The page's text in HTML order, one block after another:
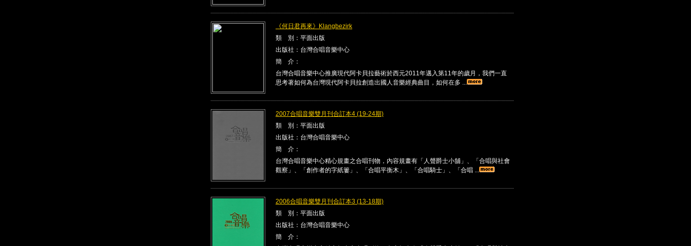
《何日君再來》Klangbezirk
類 別：平面出版
出版社：台灣合唱音樂中心
簡 介：
台灣合唱音樂中心推廣現代阿卡貝拉藝術於西元2011年邁入第11年的歲月，我們一直
思考著如何為台灣現代阿卡貝拉創造出國人音樂經典曲目，如何在多 ...
2007合唱音樂雙月刊合訂本4 (19-24期)
類 別：平面出版
出版社：台灣合唱音樂中心
簡 介：
台灣合唱音樂中心精心規畫之合唱刊物，內容規畫有「人聲爵士小舖」、「合唱與社會
觀察」、「創作者的字紙簍」、「合唱平衡木」、「合唱騎士」、「合唱 ...
2006合唱音樂雙月刊合訂本3 (13-18期)
類 別：平面出版
出版社：台灣合唱音樂中心
簡 介：